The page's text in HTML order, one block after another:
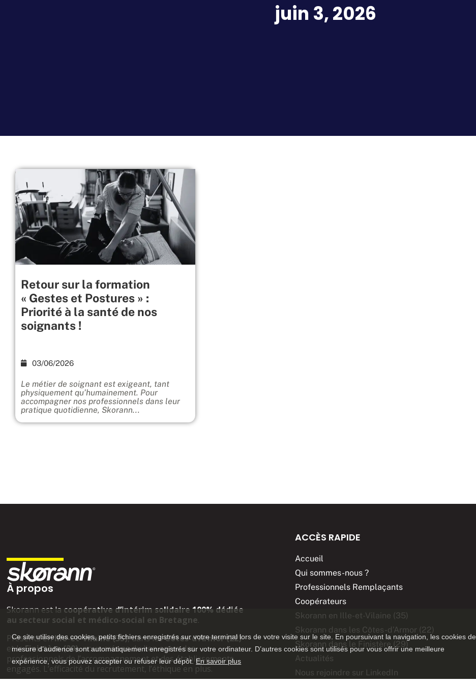
juin 3, 2026
Retour sur la formation
« Gestes et Postures » :
Priorité à la santé de nos
soignants !
03/06/2026
Le métier de soignant est exigeant, tant
physiquement qu’humainement. Pour
accompagner nos professionnels dans leur
pratique quotidienne, Skorann...
À propos
Skorann est la coopérative d’intérim solidaire 100% dédiée
au secteur social et médico-social en Bretagne.
Présents enIlle-et-Vilaine (35), dans lesCôtes-d’Armor (22)
et leFinistère (29), nous créons du lien entre des
professionnels de l’accompagnement et des établissements
engagés. L’efficacité du recrutement, l’éthique en plus.
ACCÈS RAPIDE
Accueil
Qui sommes-nous ?
Professionnels Remplaçants
Coopérateurs
Skorann en Ille-et-Vilaine (35)
Skorann dans les Côtes-d’Armor (22)
Skorann dans le Finistère (29)
Actualités
Nous rejoindre sur LinkedIn
Ce site utilise des cookies, petits fichiers enregistrés sur votre terminal lors de votre visite sur le site. En poursuivant la navigation, les cookies de
mesure d’audience sont automatiquement enregistrés sur votre ordinateur. D’autres cookies sont utilisés pour vous offrir une meilleure
expérience, vous pouvez accepter ou refuser leur dépôt.En savoir plus